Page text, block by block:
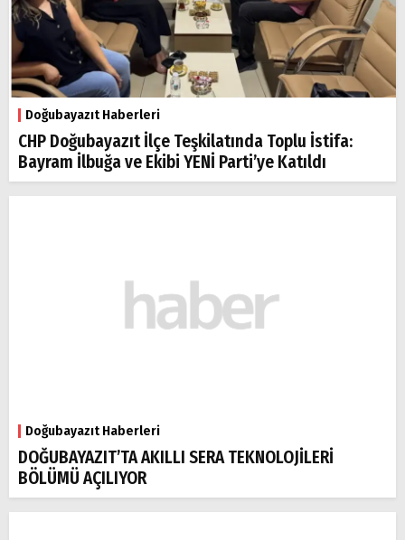
Doğubayazıt Haberleri
CHP Doğubayazıt İlçe Teşkilatında Toplu İstifa:
Bayram İlbuğa ve Ekibi YENİ Parti’ye Katıldı
Doğubayazıt Haberleri
DOĞUBAYAZIT’TA AKILLI SERA TEKNOLOJİLERİ
BÖLÜMÜ AÇILIYOR